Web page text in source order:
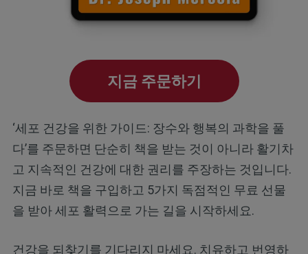
지금 주문하기
‘세포 건강을 위한 가이드: 장수와 행복의 과학을 풀
다’를 주문하면 단순히 책을 받는 것이 아니라 활기차
고 지속적인 건강에 대한 권리를 주장하는 것입니다.
지금 바로 책을 구입하고 5가지 독점적인 무료 선물
을 받아 세포 활력으로 가는 길을 시작하세요.
건강을 되찾기를 기다리지 마세요. 치유하고 번영하